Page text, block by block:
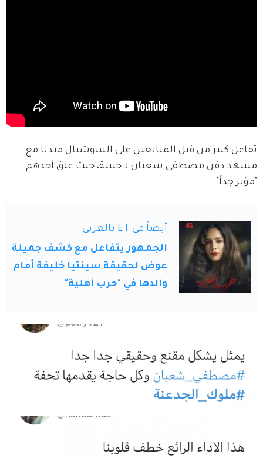
تفاعل كبير من قبل المتابعين على السوشيال ميديا مع
مشهد دفن مصطفى شعبان لـ حبيبة، حيث علق أحدهم
"مؤثر جداً".
أيضاً في ET بالعربي
الجمهور يتفاعل مع كشف جميلة
عوض لحقيقة سينتيا خليفة أمام
والدها في "حرب أهلية"